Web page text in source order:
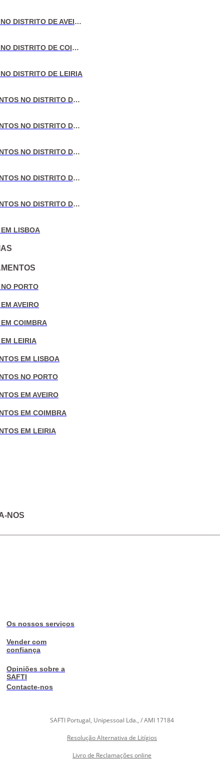
VENDA DE MORADIAS NO DISTRITO DE AVEIRO
VENDA DE MORADIAS NO DISTRITO DE COIMBRA
DISTRITO DE LEIRIA
VENDA DE APARTAMENTOS NO DISTRITO DE LISBOA
VENDA DE APARTAMENTOS NO DISTRITO DO PORTO
VENDA DE APARTAMENTOS NO DISTRITO DE AVEIRO
VENDA DE APARTAMENTOS NO DISTRITO DE COIMBRA
VENDA DE APARTAMENTOS NO DISTRITO DE LEIRIA
LISBOA
PORTO
AVEIRO
COIMBRA
LEIRIA
EM LISBOA
NO PORTO
EM AVEIRO
EM COIMBRA
EM LEIRIA
NOS
Os nossos serviços
Vender com
confiança
Opiniões sobre a
SAFTI
Contacte-nos
SAFTI Portugal, Unipessoal Lda., / AMI 17184
Resolução Alternativa de Litígios
Livro de Reclamações online